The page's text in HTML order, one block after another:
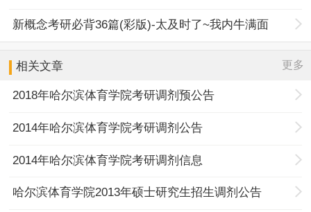
新概念考研必背36篇(彩版)-太及时了~我内牛满面
相关文章 更多
2018年哈尔滨体育学院考研调剂预公告
2014年哈尔滨体育学院考研调剂公告
2014年哈尔滨体育学院考研调剂信息
哈尔滨体育学院2013年硕士研究生招生调剂公告